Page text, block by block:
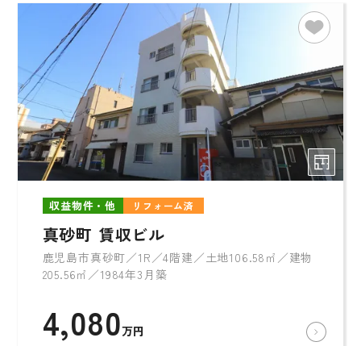
収益物件・他 リフォーム済
真砂町 賃収ビル
鹿児島市真砂町／1R／4階建／土地106.58㎡／建物
205.56㎡／1984年3月築
4,080万円